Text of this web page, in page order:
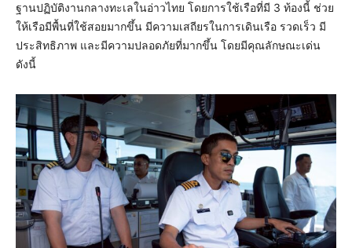
ฐานปฏิบัติงานกลางทะเลในอ่าวไทย โดยการใช้เรือที่มี 3 ท้องนี้ ช่วย
ให้เรือมีพื้นที่ใช้สอยมากขึ้น มีความเสถียรในการเดินเรือ รวดเร็ว มี
ประสิทธิภาพ และมีความปลอดภัยที่มากขึ้น โดยมีคุณลักษณะเด่น
ดังนี้